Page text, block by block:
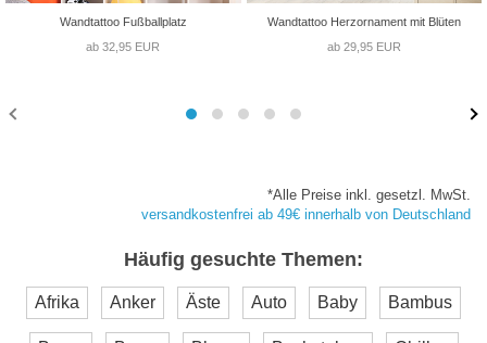
Wandtattoo Fußballplatz
ab 32,95 EUR
Wandtattoo Herzornament mit Blüten
ab 29,95 EUR
*Alle Preise inkl. gesetzl. MwSt.
versandkostenfrei ab 49€ innerhalb von Deutschland
Häufig gesuchte Themen:
Afrika Anker Äste Auto Baby Bambus